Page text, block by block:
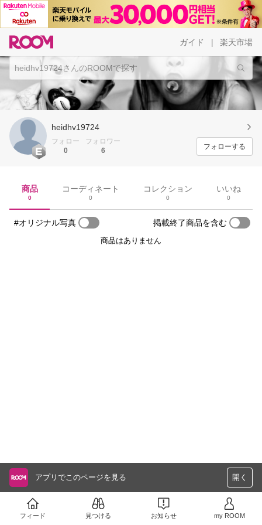
ガイド 楽天市場
heidhv19724
フォロー
0
フォロワー
6
フォローする
商品
0
コーディネート
0
コレクション
0
いいね
0
#オリジナル写真 掲載終了商品を含む
商品はありません
アプリでこのページを見る 開く
フィード 見つける お知らせ my ROOM